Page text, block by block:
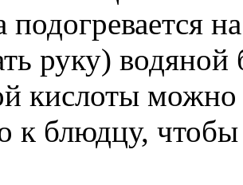
подогревается
руку)
кислоты можно
к блюдцу,